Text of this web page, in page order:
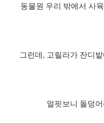
동물원 우리 밖에서 사
그런데, 고릴라가 잔디
얼핏보니 돌덩